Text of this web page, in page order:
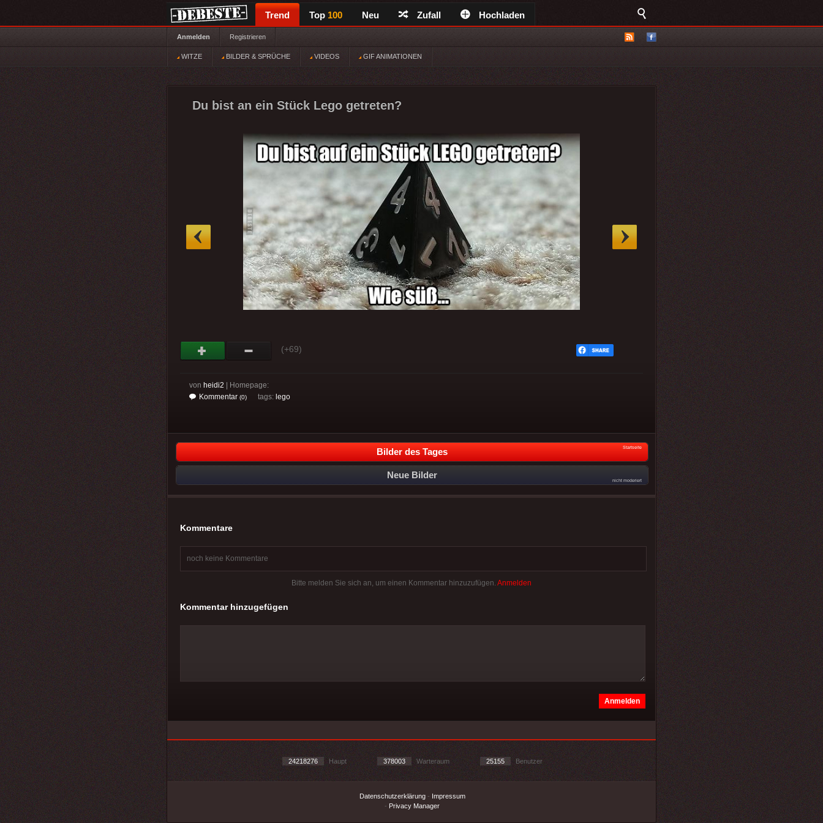
Trend Top 100 Neu Zufall Hochladen
Anmelden Registrieren
WITZE BILDER & SPRÜCHE VIDEOS GIF ANIMATIONEN
Du bist an ein Stück Lego getreten?
(+69)
von heidi2 | Homepage:
Kommentar (0) tags: lego
Bilder des Tages Startseite
Neue Bilder
nicht moderiert
Kommentare
noch keine Kommentare
Bitte melden Sie sich an, um einen Kommentar hinzuzufügen. Anmelden
Kommentar hinzugefügen
24218276 Haupt 378003 Warteraum 25155 Benutzer
Datenschutzerklärung- Impressum
- Privacy Manager